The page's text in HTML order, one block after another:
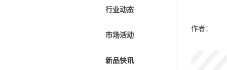
行业动态
市场活动
新品快讯
作者：